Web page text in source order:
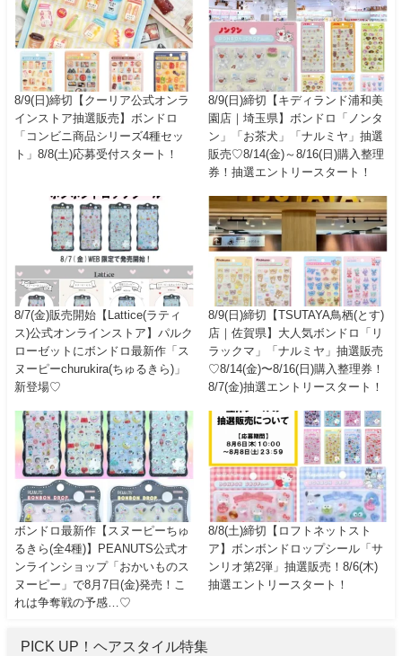
8/9(日)締切【クーリア公式オンラ
インストア抽選販売】ボンドロ
「コンビニ商品シリーズ4種セッ
ト」8/8(土)応募受付スタート！
8/9(日)締切【キディランド浦和美
園店｜埼玉県】ボンドロ「ノンタ
ン」「お茶犬」「ナルミヤ」抽選
販売♡8/14(金)～8/16(日)購入整理
券！抽選エントリースタート！
8/7(金)販売開始【Lattice(ラティ
ス)公式オンラインストア】パルク
ローゼットにボンドロ最新作「ス
ヌーピーchurukira(ちゅるきら)」
新登場♡
8/9(日)締切【TSUTAYA鳥栖(とす)
店｜佐賀県】大人気ボンドロ「リ
ラックマ」「ナルミヤ」抽選販売
♡8/14(金)〜8/16(日)購入整理券！
8/7(金)抽選エントリースタート！
ボンドロ最新作【スヌーピーちゅ
るきら(全4種)】PEANUTS公式オ
ンラインショップ「おかいものス
ヌーピー」で8月7日(金)発売！こ
れは争奪戦の予感…♡
8/8(土)締切【ロフトネットスト
ア】ボンボンドロップシール「サ
ンリオ第2弾」抽選販売！8/6(木)
抽選エントリースタート！
PICK UP！ヘアスタイル特集